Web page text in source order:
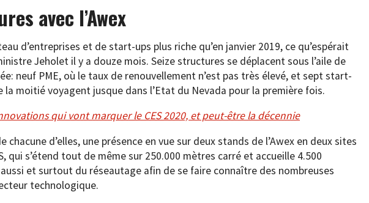
avec l’Awex
d’entreprises et de start-ups plus riche qu’en janvier 2019, ce qu’espérait
Jeholet il y a douze mois. Seize structures se déplacent sous l’aile de
neuf PME, où le taux de renouvellement n’est pas très élevé, et sept start-
la moitié voyagent jusque dans l’Etat du Nevada pour la première fois.
qui vont marquer le CES 2020, et peut-être la décennie
chacune d’elles, une présence en vue sur deux stands de l’Awex en deux sites
qui s’étend tout de même sur 250.000 mètres carré et accueille 4.500
et surtout du réseautage afin de se faire connaître des nombreuses
technologique.